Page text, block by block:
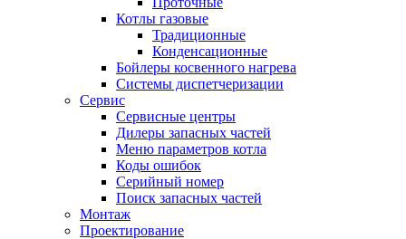
Котлы газовые
Традиционные
Конденсационные
Бойлеры косвенного нагрева
Системы диспетчеризации
Сервис
Сервисные центры
Дилеры запасных частей
Меню параметров котла
Коды ошибок
Серийный номер
Поиск запасных частей
Монтаж
Проектирование